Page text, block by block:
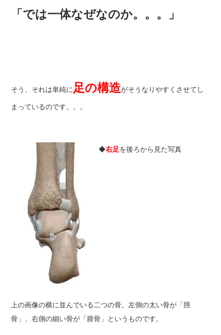
「では一体なぜなのか。。。」
そう、それは単純に 足の構造がそうなりやすくさせてし
まっているのです。。。
◆右足を後ろから見た写真
上の画像の横に並んでいる二つの骨。左側の太い骨が「脛
骨」、右側の細い骨が「腓骨」というものです。